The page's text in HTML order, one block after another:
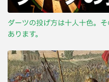
ダーツの投げ方は十人十色。
あります。